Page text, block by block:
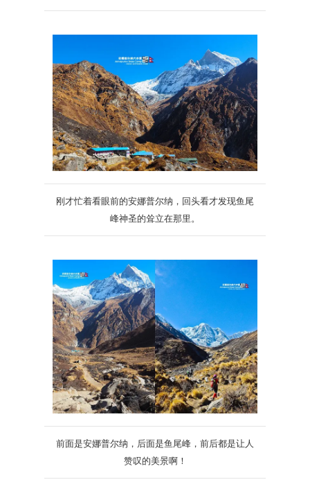
刚才忙着看眼前的安娜普尔纳，回头看才发现鱼尾
峰神圣的耸立在那里。
前面是安娜普尔纳，后面是鱼尾峰，前后都是让人
赞叹的美景啊！